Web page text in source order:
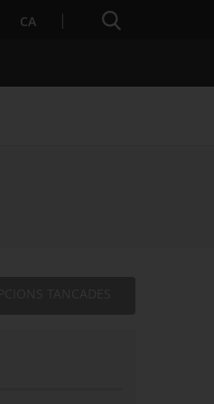
en una nova finestra.
CA Cercador